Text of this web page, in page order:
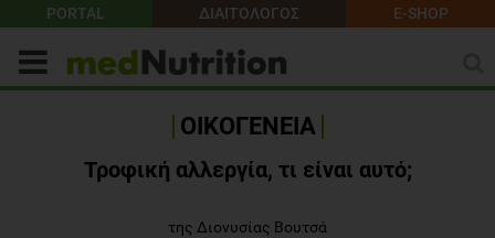
PORTAL ΔΙΑΙΤΟΛΟΓΟΣ E-SHOP
ΟΙΚΟΓΕΝΕΙΑ
Τροφική αλλεργία, τι είναι αυτό;
της Διονυσίας Βουτσά